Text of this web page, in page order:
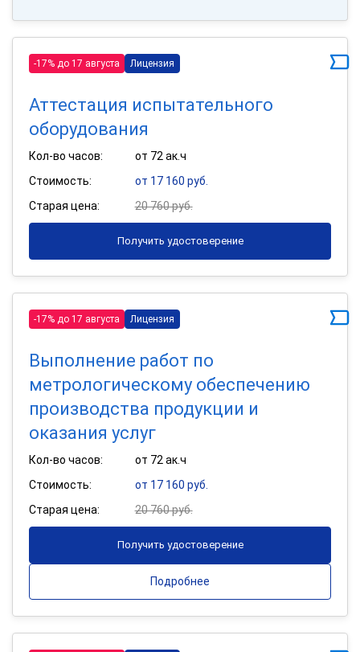
-17% до 17 августа Лицензия
Аттестация испытательного
оборудования
Кол-во часов:
от 72 ак.ч
Стоимость:
от 17 160 руб.
Старая цена:
20 760 руб.
Получить удостоверение
-17% до 17 августа Лицензия
Выполнение работ по
метрологическому обеспечению
производства продукции и
оказания услуг
Кол-во часов:
от 72 ак.ч
Стоимость:
от 17 160 руб.
Старая цена:
20 760 руб.
Получить удостоверение
Подробнее